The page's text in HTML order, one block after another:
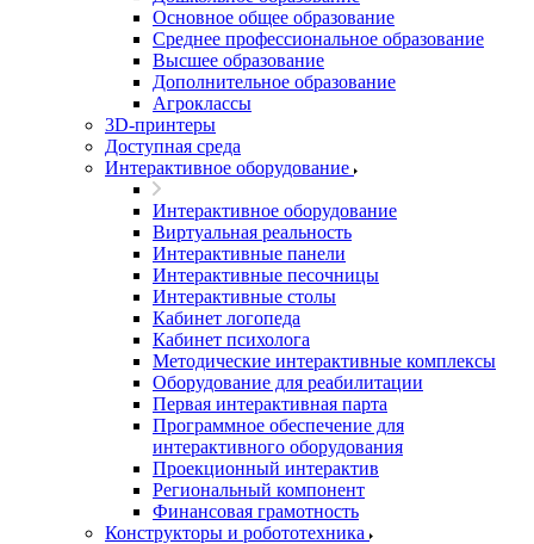
Основное общее образование
Среднее профессиональное образование
Высшее образование
Дополнительное образование
Агроклассы
3D-принтеры
Доступная среда
Интерактивное оборудование
Интерактивное оборудование
Виртуальная реальность
Интерактивные панели
Интерактивные песочницы
Интерактивные столы
Кабинет логопеда
Кабинет психолога
Методические интерактивные комплексы
Оборудование для реабилитации
Первая интерактивная парта
Программное обеспечение для
интерактивного оборудования
Проекционный интерактив
Региональный компонент
Финансовая грамотность
Конструкторы и робототехника